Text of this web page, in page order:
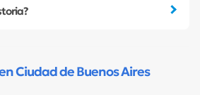
Ciudad de Buenos Aires